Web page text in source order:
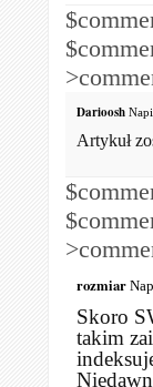
Darioosh
Artykuł
rozmiar
Skoro
takim